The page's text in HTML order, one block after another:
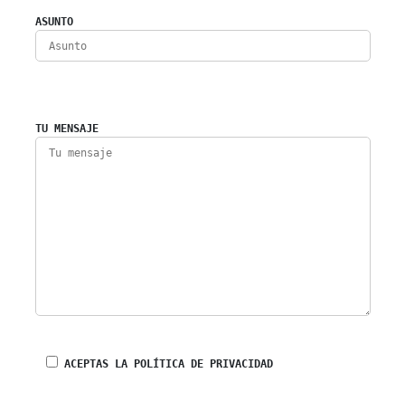
ASUNTO
TU MENSAJE
ACEPTAS LA POLÍTICA DE PRIVACIDAD